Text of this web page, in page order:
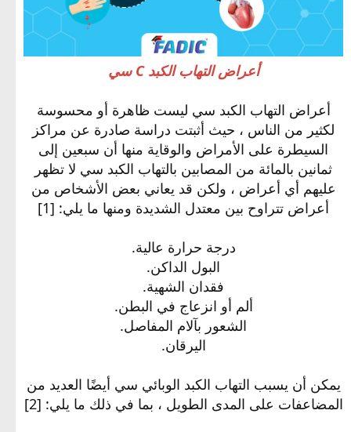
أعراض التهاب الكبد C سي
أعراض التهاب الكبد سي ليست ظاهرة أو محسوسة
لكثير من الناس ، حيث أثبتت دراسة صادرة عن مراكز
السيطرة على الأمراض والوقاية منها أن سبعين إلى
ثمانين بالمائة من المصابين بالتهاب الكبد سي لا تظهر
عليهم أي أعراض ، ولكن قد يعاني بعض الأشخاص من
أعراض تتراوح بين معتدل الشديدة ومنها ما يلي: [1]
درجة حرارة عالية.
البول الداكن.
فقدان الشهية.
ألم أو انزعاج في البطن.
الشعور بآلام المفاصل.
اليرقان.
يمكن أن يسبب التهاب الكبد الوبائي سي أيضًا العديد من
المضاعفات على المدى الطويل ، بما في ذلك ما يلي: [2]